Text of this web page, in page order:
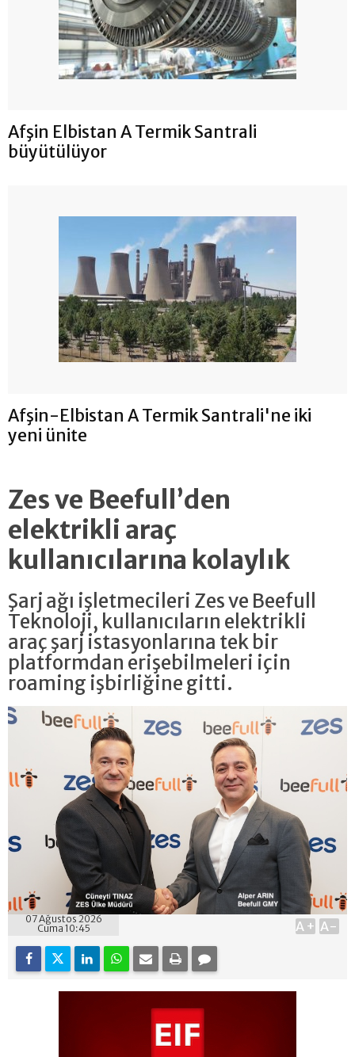
Afşin Elbistan A Termik Santrali
büyütülüyor
Afşin-Elbistan A Termik Santrali'ne iki
yeni ünite
Zes ve Beefull’den
elektrikli araç
kullanıcılarına kolaylık
Şarj ağı işletmecileri Zes ve Beefull
Teknoloji, kullanıcıların elektrikli
araç şarj istasyonlarına tek bir
platformdan erişebilmeleri için
roaming işbirliğine gitti.
07 Ağustos 2026
Cuma 10:45
A+ A-